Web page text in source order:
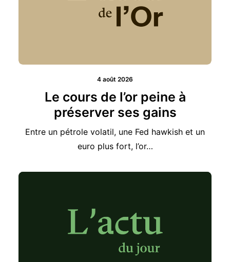
4 août 2026
Le cours de l’or peine à
préserver ses gains
Entre un pétrole volatil, une Fed hawkish et un
euro plus fort, l’or…